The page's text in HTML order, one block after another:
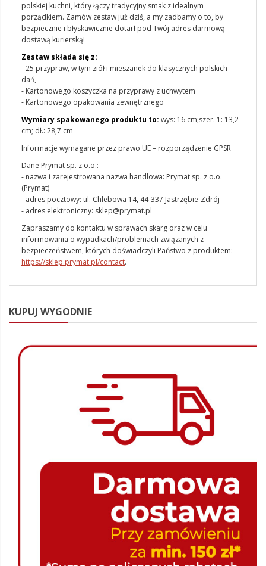
polskiej kuchni, który łączy tradycyjny smak z idealnym
porządkiem. Zamów zestaw już dziś, a my zadbamy o to, by
bezpiecznie i błyskawicznie dotarł pod Twój adres darmową
dostawą kurierską!
Zestaw składa się z:
- 25 przypraw, w tym ziół i mieszanek do klasycznych polskich
dań,
- Kartonowego koszyczka na przyprawy z uchwytem
- Kartonowego opakowania zewnętrznego
Wymiary spakowanego produktu to: wys: 16 cm;szer. 1: 13,2
cm; dł.: 28,7 cm
Informacje wymagane przez prawo UE – rozporządzenie GPSR
Dane Prymat sp. z o.o.:
- nazwa i zarejestrowana nazwa handlowa: Prymat sp. z o.o.
(Prymat)
- adres pocztowy: ul. Chlebowa 14, 44-337 Jastrzębie-Zdrój
- adres elektroniczny: sklep@prymat.pl
Zapraszamy do kontaktu w sprawach skarg oraz w celu
informowania o wypadkach/problemach związanych z
bezpieczeństwem, których doświadczyli Państwo z produktem:
https://sklep.prymat.pl/contact.
KUPUJ WYGODNIE